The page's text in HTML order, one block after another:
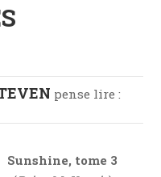
pense lire :
Sunshine, tome 3